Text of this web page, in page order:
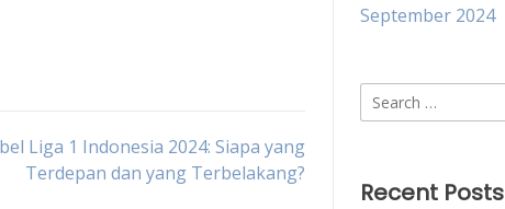
Liga 1 Indonesia 2024: Siapa yang
Terdepan dan yang Terbelakang?
September 2024
Search
for:
Recent Posts